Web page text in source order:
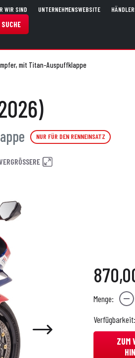
SUCHE
WIR SIND UNTERNEHMENSWEBSITE
mit Titan-Auspuffklappe
NUR FÜR DEN RENNEINSATZ
Menge:
Verfügbarkeit:
ZUM